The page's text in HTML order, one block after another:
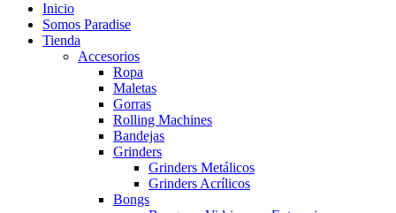
Inicio
Somos Paradise
Tienda
Accesorios
Ropa
Maletas
Gorras
Rolling Machines
Bandejas
Grinders
Grinders Metálicos
Grinders Acrílicos
Bongs